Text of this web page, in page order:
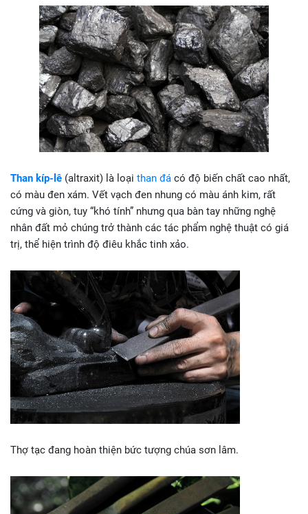
Than kíp-lê (altraxit) là loại than đá có độ biến chất cao nhất,
có màu đen xám. Vết vạch đen nhung có màu ánh kim, rất
cứng và giòn, tuy “khó tính” nhưng qua bàn tay những nghệ
nhân đất mỏ chúng trở thành các tác phẩm nghệ thuật có giá
trị, thể hiện trình độ điêu khắc tinh xảo.
Thợ tạc đang hoàn thiện bức tượng chúa sơn lâm.